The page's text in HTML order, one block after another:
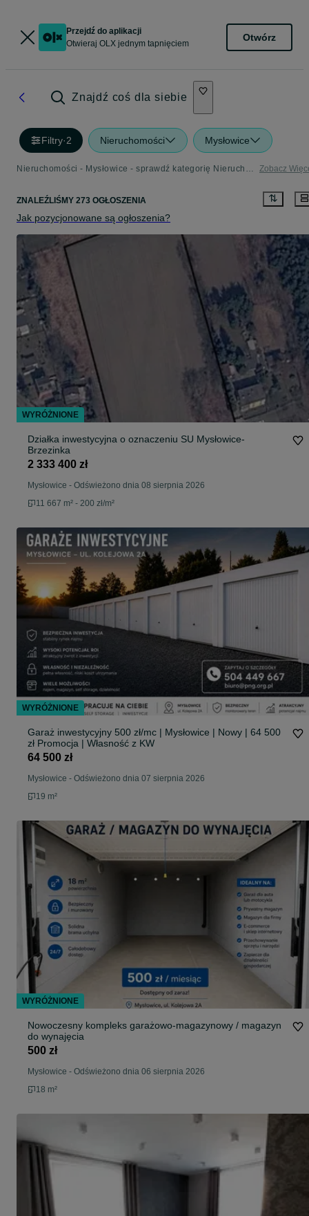
Przejdź do aplikacji
Otwieraj OLX jednym tapnięciem
Otwórz
Znajdź coś dla siebie
Filtry·2 Nieruchomości Mysłowice
Nieruchomości - Mysłowice - sprawdź kategorię Nieruchomości Zobacz
ZNALEŹLIŚMY 273 OGŁOSZENIA
Jak pozycjonowane są ogłoszenia?
Działka inwestycyjna o oznaczeniu SU Mysłowice-
Brzezinka
2 333 400 zł
Mysłowice - Odświeżono dnia 08 sierpnia 2026
11 667 m² - 200 zł/m²
Garaż inwestycyjny 500 zł/mc | Mysłowice | Nowy | 64 500
zł Promocja | Własność z KW
64 500 zł
Mysłowice - Odświeżono dnia 07 sierpnia 2026
19 m²
Nowoczesny kompleks garażowo-magazynowy / magazyn
do wynajęcia
500 zł
Mysłowice - Odświeżono dnia 06 sierpnia 2026
18 m²
WYRÓŻNIONE
WYRÓŻNIONE
WYRÓŻNIONE